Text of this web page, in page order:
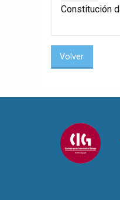
Constitución
Volver